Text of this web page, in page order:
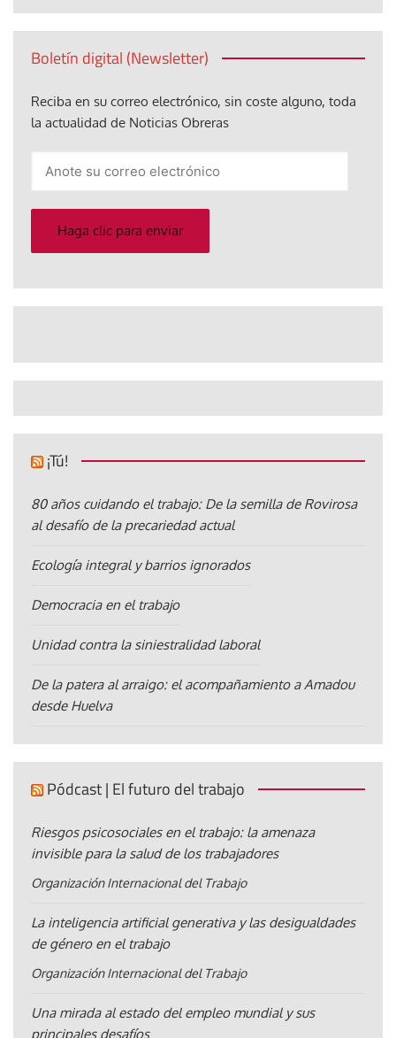
Boletín digital (Newsletter)
Reciba en su correo electrónico, sin coste alguno, toda
la actualidad de Noticias Obreras
electrónico
Haga clic para enviar
¡Tú!
80 años cuidando el trabajo: De la semilla de Rovirosa
al desafío de la precariedad actual
Ecología integral y barrios ignorados
Democracia en el trabajo
Unidad contra la siniestralidad laboral
De la patera al arraigo: el acompañamiento a Amadou
desde Huelva
Pódcast | El futuro del trabajo
Riesgos psicosociales en el trabajo: la amenaza
invisible para la salud de los trabajadores
Organización Internacional del Trabajo
La inteligencia artificial generativa y las desigualdades
de género en el trabajo
Organización Internacional del Trabajo
Una mirada al estado del empleo mundial y sus
principales desafíos